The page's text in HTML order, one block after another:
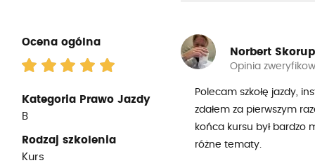
Ocena ogólna
Kategoria Prawo Jazdy
B
Rodzaj szkolenia
Kurs
Norbert
Opinia
Polecam szkołę jazdy,
zdałem za pierwszym
końca kursu był bardzo
różne tematy.